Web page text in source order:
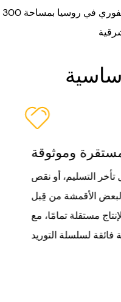
التسليم، أو نقص
لبعض الأقمشة من قِبل
مستقلة تمامًا، مع